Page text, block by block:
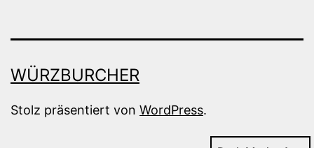
WÜRZBURCHER
Stolz präsentiert von WordPress.